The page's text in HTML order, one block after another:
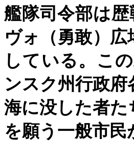
艦隊司令部は
ヴォ（勇敢）
している。こ
ンスク州行政
海に没した者た
を願う一般市